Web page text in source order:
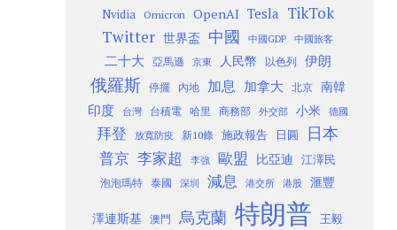
Nvidia Omicron OpenAI Tesla TikTok
Twitter 世界盃 中國 中國GDP 中國旅客
二十大 亞馬遜 京東 人民幣 以色列 伊朗
俄羅斯 停擺 內地 加息 加拿大 北京
南韓
印度
台灣 台積電 哈里 商務部 外交部 小米 德國
拜登 放寬防疫 新10條 施政報告 日圓 日本
普京 李家超 李強 歐盟 比亞迪 江澤民
泡泡瑪特 泰國 深圳 減息 港交所 港股 滙豐
澤連斯基 澳門 烏克蘭 特朗普 王毅